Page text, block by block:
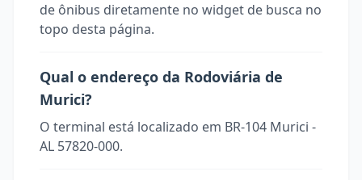
de ônibus diretamente no widget de busca no
topo desta página.
Qual o endereço da Rodoviária de
Murici?
O terminal está localizado em BR-104 Murici -
AL 57820-000.